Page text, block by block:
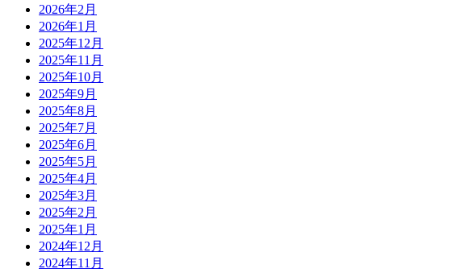
2026年2月
2026年1月
2025年12月
2025年11月
2025年10月
2025年9月
2025年8月
2025年7月
2025年6月
2025年5月
2025年4月
2025年3月
2025年2月
2025年1月
2024年12月
2024年11月